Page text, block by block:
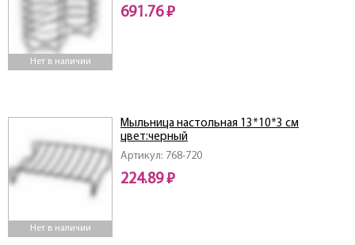
Нет в наличии
691.76 ₽
Нет в наличии
Артикул: 768-720
Мыльница настольная 13*10*3 см
цвет:черный
224.89 ₽